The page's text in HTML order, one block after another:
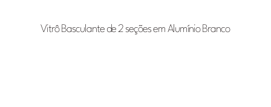
Vitrô Basculante de 2 seções em Alumínio Branco